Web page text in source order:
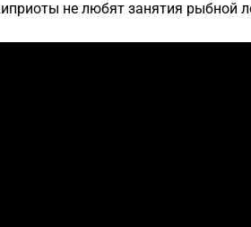
не любят занятия рыбной